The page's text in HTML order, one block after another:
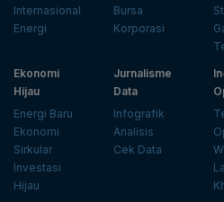
Internasional
Energi
Bursa
Korporasi
Ekonomi
Hijau
Energi Baru
Ekonomi
Sirkular
Investasi
Hijau
Jurnalisme
Data
Infografik
Analisis
Cek Data